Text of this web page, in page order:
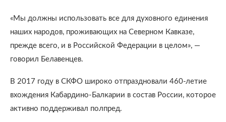
«Мы должны использовать все для духовного единения
наших народов, проживающих на Северном Кавказе,
прежде всего, и в Российской Федерации в целом», —
говорил Белавенцев.
В 2017 году в СКФО широко отпраздновали 460-летие
вхождения Кабардино-Балкарии в состав России, которое
активно поддерживал полпред.